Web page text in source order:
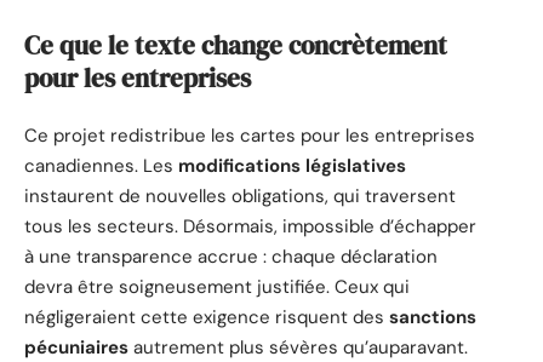
Ce que le texte change concrètement
pour les entreprises
Ce projet redistribue les cartes pour les entreprises
canadiennes. Les modifications législatives
instaurent de nouvelles obligations, qui traversent
tous les secteurs. Désormais, impossible d’échapper
à une transparence accrue : chaque déclaration
devra être soigneusement justifiée. Ceux qui
négligeraient cette exigence risquent des sanctions
pécuniaires autrement plus sévères qu’auparavant.